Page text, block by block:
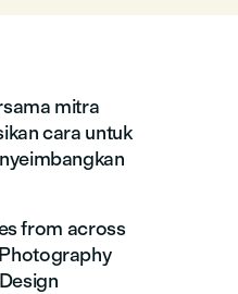
mitra
cara untuk
from across